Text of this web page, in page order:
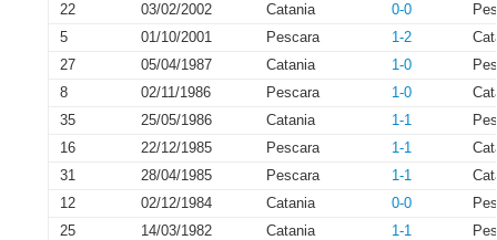
22 03/02/2002 Catania 0-0
5
01/10/2001 Pescara 1-2
27
05/04/1987 Catania 1-0
8
02/11/1986 Pescara 1-0
35
25/05/1986 Catania 1-1
16
22/12/1985 Pescara 1-1
31
28/04/1985 Pescara 1-1
12
02/12/1984 Catania 0-0
25
14/03/1982 Catania 1-1